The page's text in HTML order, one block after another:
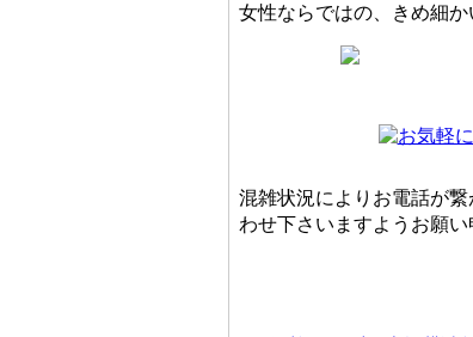
女性ならではの、きめ細か
混雑状況によりお電話が
わせ下さいますようお願い